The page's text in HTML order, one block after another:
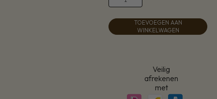
TOEVOEGEN AAN
WINKELWAGEN
Veilig
afrekenen
met